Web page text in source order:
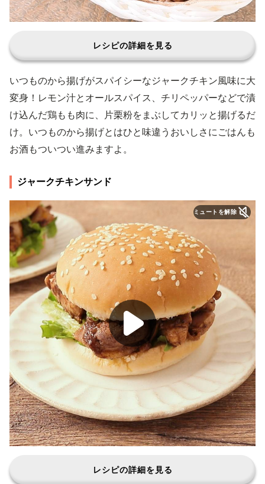
レシピの詳細を見る
いつものから揚げがスパイシーなジャークチキン風味に大
変身！レモン汁とオールスパイス、チリペッパーなどで漬
け込んだ鶏もも肉に、片栗粉をまぶしてカリッと揚げるだ
け。いつものから揚げとはひと味違うおいしさにごはんも
お酒もついつい進みますよ。
ジャークチキンサンド
ミュートを解除
レシピの詳細を見る